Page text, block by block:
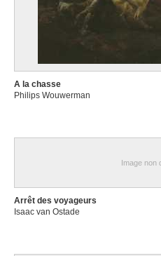
A la chasse
Philips Wouwerman
Image non
Arrêt des voyageurs
Isaac van Ostade